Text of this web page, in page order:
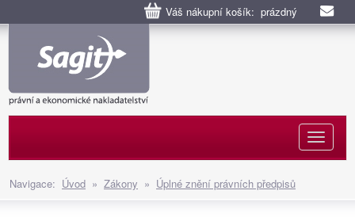
Váš nákupní košík: prázdný
Navigace: Úvod » Zákony » Úplné znění právních předpisů